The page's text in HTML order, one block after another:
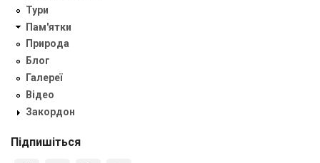
Тури
Пам'ятки
Природа
Блог
Галереї
Відео
Закордон
Підпишіться